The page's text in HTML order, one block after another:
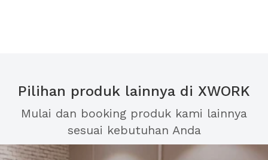
Pilihan produk lainnya di XWORK
Mulai dan booking produk kami lainnya
sesuai kebutuhan Anda